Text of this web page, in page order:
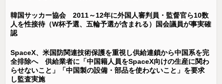
韓国サッカー協会 2011～12年に外国人審判員・監督官ら10数
人を性接待（W杯予選、五輪予選が含まれる）国会議員が事実確
認
SpaceX、米国防関連技術保護を重視し供給連鎖から中国系を完
全排除へ 供給業者に「中国籍人員をSpaceX向けの生産に関わ
らせないこと」「中国製の設備・部品を使わないこと」を要求
し監査実施